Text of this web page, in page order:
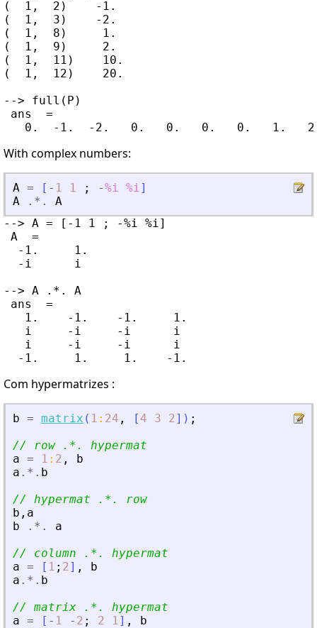
(  1,  2)    -1.
(  1,  3)    -2.
(  1,  8)     1.
(  1,  9)     2.
(  1,  11)    10.
(  1,  12)    20.
--> full(P)
ans  =
With complex numbers:
A = [ - 1 1 ; -%i %i]
A
.*.
A
--> A = [-1 1 ; -%i %i]
A  =
  -1.     1.
  -i      i
--> A .*. A
ans  =
   1.    -1.    -1.     1.
   i     -i     -i      i
   i     -i     -i      i
Com hypermatrizes :
b = matrix ( 1 : 24 , [ 4 3 2] ) ;
// row .*. hypermat
a = 1 : 2 ,
b
a .*. b
// hypermat .*. row
b , a
b
.*.
a
// column .*. hypermat
a = [ 1 ; 2] ,
b
a .*. b
// matrix .*. hypermat
a = [ - 1 - 2 ; 2 1] ,
b